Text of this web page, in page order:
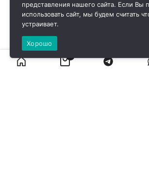
представления нашего сайта. Если Вы
использовать сайт, мы будем считать
устраивает.
Хорошо